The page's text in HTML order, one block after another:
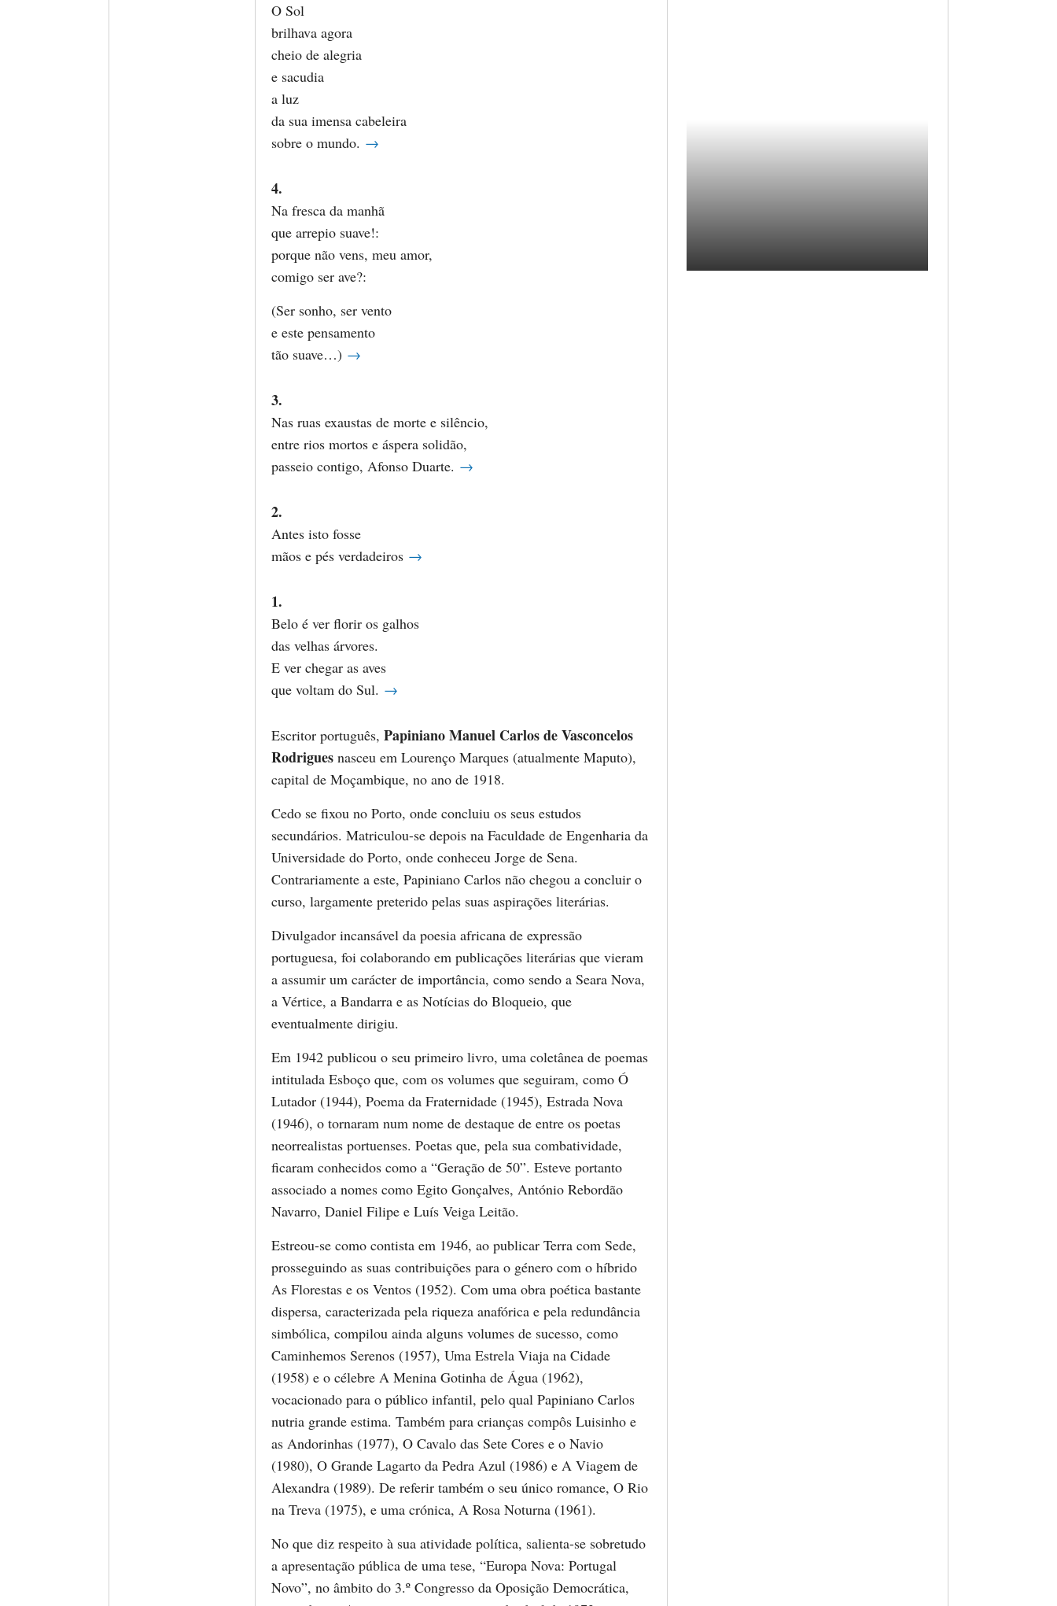
O Sol
brilhava agora
cheio de alegria
e sacudia
a luz
da sua imensa cabeleira
sobre o mundo. →
4.
Na fresca da manhã
que arrepio suave!:
porque não vens, meu amor,
comigo ser ave?:
(Ser sonho, ser vento
e este pensamento
tão suave…) →
3.
Nas ruas exaustas de morte e silêncio,
entre rios mortos e áspera solidão,
passeio contigo, Afonso Duarte. →
2.
Antes isto fosse
mãos e pés verdadeiros →
1.
Belo é ver florir os galhos
das velhas árvores.
E ver chegar as aves
que voltam do Sul. →
Escritor português, Papiniano Manuel Carlos de Vasconcelos
Rodrigues nasceu em Lourenço Marques (atualmente Maputo),
capital de Moçambique, no ano de 1918.
Cedo se fixou no Porto, onde concluiu os seus estudos
secundários. Matriculou-se depois na Faculdade de Engenharia da
Universidade do Porto, onde conheceu Jorge de Sena.
Contrariamente a este, Papiniano Carlos não chegou a concluir o
curso, largamente preterido pelas suas aspirações literárias.
Divulgador incansável da poesia africana de expressão
portuguesa, foi colaborando em publicações literárias que vieram
a assumir um carácter de importância, como sendo a Seara Nova,
a Vértice, a Bandarra e as Notícias do Bloqueio, que
eventualmente dirigiu.
Em 1942 publicou o seu primeiro livro, uma coletânea de poemas
intitulada Esboço que, com os volumes que seguiram, como Ó
Lutador (1944), Poema da Fraternidade (1945), Estrada Nova
(1946), o tornaram num nome de destaque de entre os poetas
neorrealistas portuenses. Poetas que, pela sua combatividade,
ficaram conhecidos como a “Geração de 50”. Esteve portanto
associado a nomes como Egito Gonçalves, António Rebordão
Navarro, Daniel Filipe e Luís Veiga Leitão.
Estreou-se como contista em 1946, ao publicar Terra com Sede,
prosseguindo as suas contribuições para o género com o híbrido
As Florestas e os Ventos (1952). Com uma obra poética bastante
dispersa, caracterizada pela riqueza anafórica e pela redundância
simbólica, compilou ainda alguns volumes de sucesso, como
Caminhemos Serenos (1957), Uma Estrela Viaja na Cidade
(1958) e o célebre A Menina Gotinha de Água (1962),
vocacionado para o público infantil, pelo qual Papiniano Carlos
nutria grande estima. Também para crianças compôs Luisinho e
as Andorinhas (1977), O Cavalo das Sete Cores e o Navio
(1980), O Grande Lagarto da Pedra Azul (1986) e A Viagem de
Alexandra (1989). De referir também o seu único romance, O Rio
na Treva (1975), e uma crónica, A Rosa Noturna (1961).
No que diz respeito à sua atividade política, salienta-se sobretudo
a apresentação pública de uma tese, “Europa Nova: Portugal
Novo”, no âmbito do 3.º Congresso da Oposição Democrática,